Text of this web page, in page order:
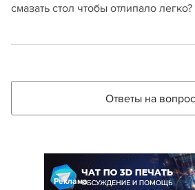
смазать стол чтобы отлипало
Ответы на
Реклама